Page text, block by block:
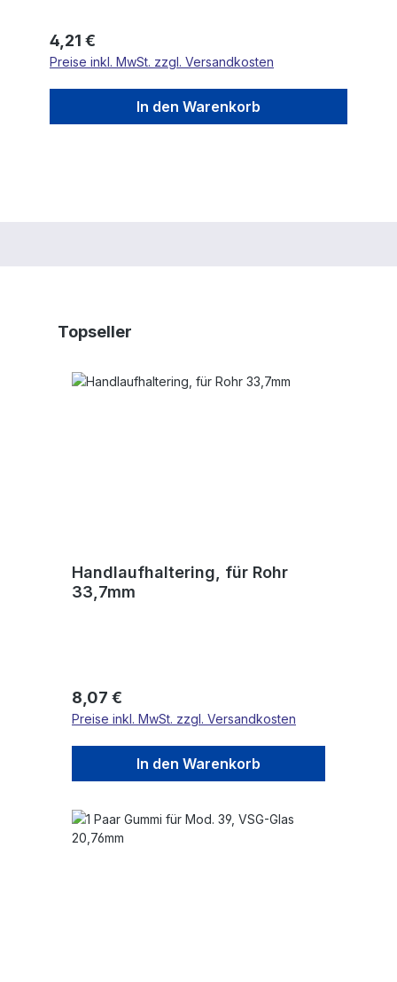
Regulärer Preis:
4,21 €
Preise inkl. MwSt. zzgl. Versandkosten
In den Warenkorb
Produktgalerie überspringen
Topseller
Handlaufhaltering, für Rohr
33,7mm
Regulärer Preis:
8,07 €
Preise inkl. MwSt. zzgl. Versandkosten
In den Warenkorb